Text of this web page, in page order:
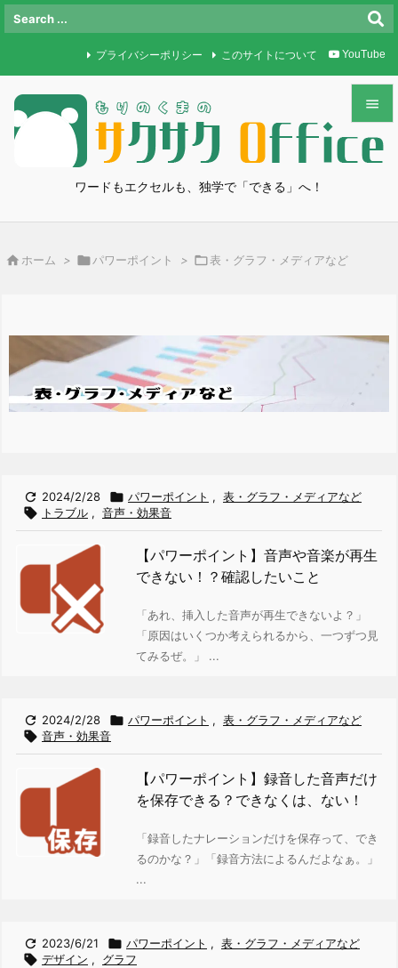
ワードもエクセルも、独学で「できる」へ！


メニュ
検索
プライバシーポリシー このサイトについて YouTube
 ホーム > パワーポイント > 表・グラフ・メディアなど
 2024/2/28  パワーポイント , 表・グラフ・メディアなど
 トラブル , 音声・効果音
【パワーポイント】音声や音楽が再生
できない！？確認したいこと
「あれ、挿入した音声が再生できないよ？」
「原因はいくつか考えられるから、一つずつ見
てみるぜ。」 ...
 2024/2/28  パワーポイント , 表・グラフ・メディアなど
 音声・効果音
【パワーポイント】録音した音声だけ
を保存できる？できなくは、ない！
「録音したナレーションだけを保存って、でき
るのかな？」
「録音方法によるんだよなぁ。」
...
 2023/6/21  パワーポイント , 表・グラフ・メディアなど
 デザイン , グラフ